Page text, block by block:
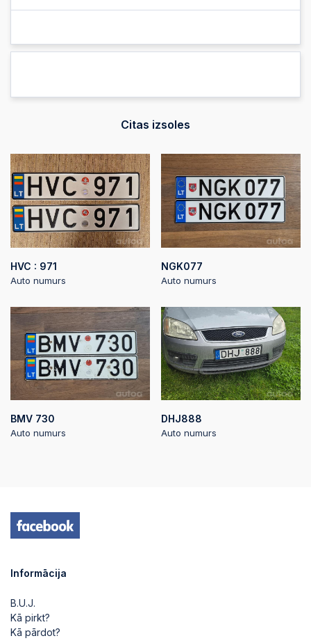
2025-08-07
22:29:54
2025-08-07 21:29:59
Citas izsoles
HVC : 971
Auto numurs
NGK077
Auto numurs
BMV 730
Auto numurs
DHJ888
Auto numurs
Informācija
B.U.J.
Kā pirkt?
Kā pārdot?